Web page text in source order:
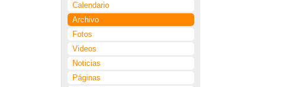
Calendario
Archivo
Fotos
Videos
Noticias
Páginas